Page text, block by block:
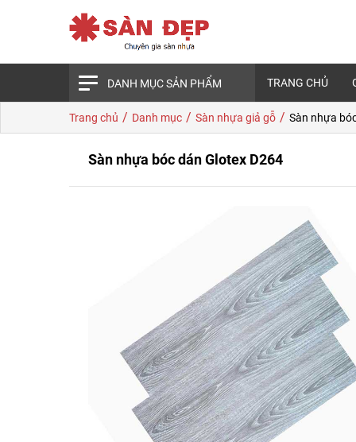
DANH MỤC SẢN PHẨM TRANG CHỦ
Trang chủ / Danh mục / Sàn nhựa giả gỗ / Sàn nhựa
Sàn nhựa bóc dán Glotex D264